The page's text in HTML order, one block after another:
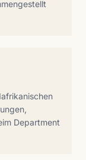
Department